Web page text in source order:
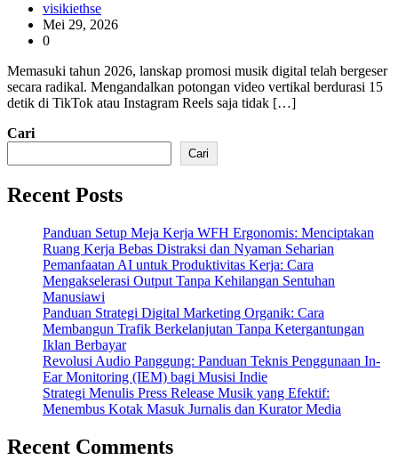
visikiethse
Mei 29, 2026
0
Memasuki tahun 2026, lanskap promosi musik digital telah bergeser
secara radikal. Mengandalkan potongan video vertikal berdurasi 15
detik di TikTok atau Instagram Reels saja tidak […]
Cari
Cari
Recent Posts
Panduan Setup Meja Kerja WFH Ergonomis: Menciptakan
Ruang Kerja Bebas Distraksi dan Nyaman Seharian
Pemanfaatan AI untuk Produktivitas Kerja: Cara
Mengakselerasi Output Tanpa Kehilangan Sentuhan
Manusiawi
Panduan Strategi Digital Marketing Organik: Cara
Membangun Trafik Berkelanjutan Tanpa Ketergantungan
Iklan Berbayar
Revolusi Audio Panggung: Panduan Teknis Penggunaan In-
Ear Monitoring (IEM) bagi Musisi Indie
Strategi Menulis Press Release Musik yang Efektif:
Menembus Kotak Masuk Jurnalis dan Kurator Media
Recent Comments